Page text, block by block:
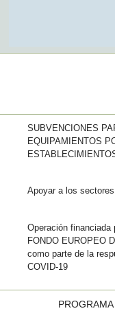
SUBVENCIONES
EQUIPAMIENTOS
Apoyar a los
Operación financiada
FONDO EUROPEO
como parte de la
COVID-19